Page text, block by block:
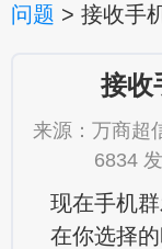
问题 > 接收手
接收
来源：万商超
6834
现在手机群
在你选择的